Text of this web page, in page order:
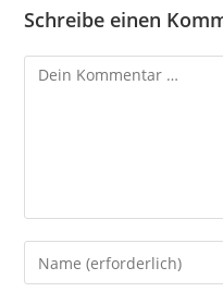
Schreibe einen
Kommentar
Gib
deinen